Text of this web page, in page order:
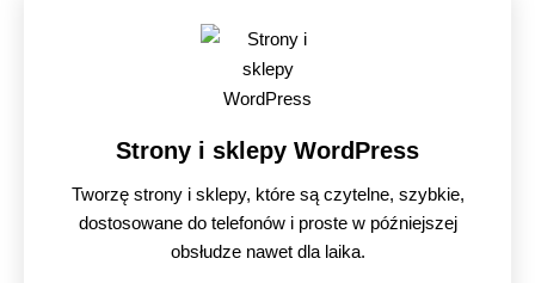
Strony i sklepy WordPress
Tworzę strony i sklepy, które są czytelne, szybkie,
dostosowane do telefonów i proste w późniejszej
obsłudze nawet dla laika.